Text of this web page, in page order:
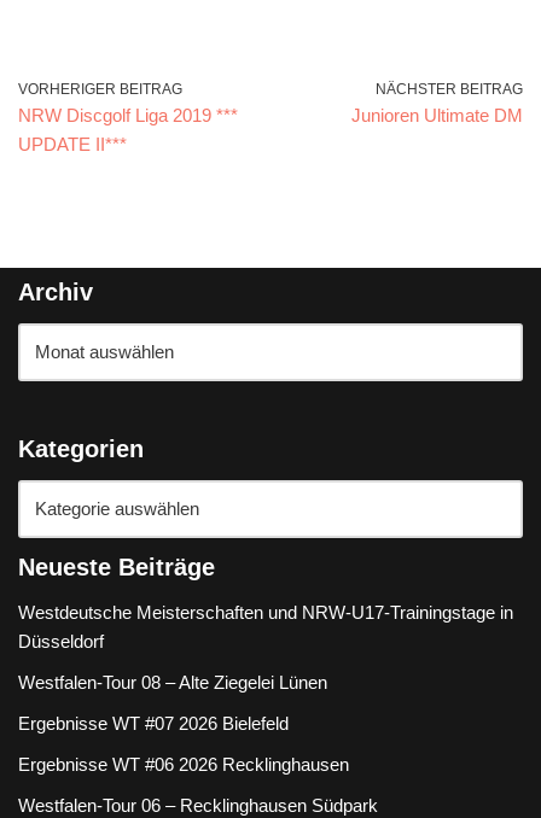
VORHERIGER BEITRAG
NRW Discgolf Liga 2019 ***
UPDATE II***
NÄCHSTER BEITRAG
Junioren Ultimate DM
Archiv
Kategorien
Neueste Beiträge
Westdeutsche Meisterschaften und NRW-U17-Trainingstage in
Düsseldorf
Westfalen-Tour 08 – Alte Ziegelei Lünen
Ergebnisse WT #07 2026 Bielefeld
Ergebnisse WT #06 2026 Recklinghausen
Westfalen-Tour 06 – Recklinghausen Südpark